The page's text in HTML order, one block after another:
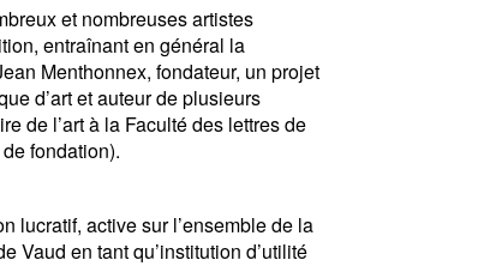
et nombreuses artistes
entraînant en général la
Menthonnex, fondateur, un projet
d’art et auteur de plusieurs
de l’art à la Faculté des lettres de
fondation).
lucratif, active sur l’ensemble de la
Vaud en tant qu’institution d’utilité